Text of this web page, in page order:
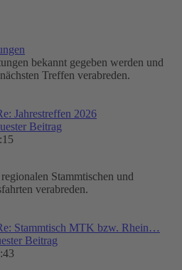
bekannt gegeben werden und
Treffen verabreden.
Jahrestreffen 2026
Beitrag
Stammtischen und
verabreden.
Stammtisch MTK bzw. Rhein…
Beitrag